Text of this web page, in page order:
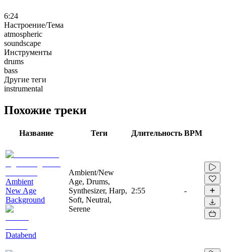
6:24
Настроение/Тема
atmospheric
soundscape
Инструменты
drums
bass
Другие теги
instrumental
Похожие треки
Название Теги Длительность BPM
Ambient
New Age
Background
Databend
Ambient/New
Age, Drums,
Synthesizer, Harp,
Soft, Neutral,
Serene
2:55 -